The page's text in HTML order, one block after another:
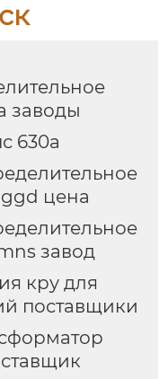
заводы
630а
ggd цена
завод
кру для
поставщики